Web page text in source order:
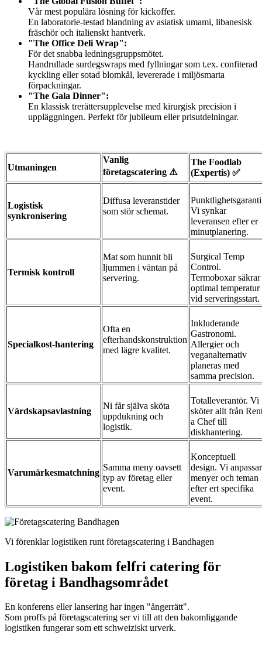
Vår mest populära lösning för kickoffer.
En laboratorie-testad blandning av asiatisk umami, libanesisk
fräschör och italienskt hantverk.
"The Office Deli Wrap":
För det snabba ledningsgruppsmötet.
Handrullade surdegswraps med fyllningar som t.ex. confiterad
kyckling eller sotad blomkål, levererade i miljösmarta
förpackningar.
"The Gala Dinner":
En klassisk trerättersupplevelse med kirurgisk precision i
uppläggningen. Perfekt för jubileum eller prisutdelningar.
Utmaningen
Vanlig
företagscatering ⚠️
The Foodlab
(Expertis) ✅
Logistisk
synkronisering
Diffusa leveranstider
som stör schemat.
Vi synkar
leveransen efter er
minutplanering.
Termisk kontroll
Mat som hunnit bli
ljummen i väntan på
servering.
Surgical Temp
Control.
Termoboxar säkrar
optimal temperatur
vid serveringsstart.
Specialkost-hantering
Ofta en
efterhandskonstruktion
med lägre kvalitet.
Inkluderande
Gastronomi.
Allergier och
veganalternativ
planeras med
samma precision.
Värdskapsavlastning
Ni får själva sköta
uppdukning och
logistik.
Totalleverantör. Vi
sköter allt från
a Chef till
diskhantering.
Varumärkesmatchning
Samma meny oavsett
typ av företag eller
event.
Konceptuell
design. Vi anpassar
menyer och teman
efter ert specifika
event.
Vi förenklar logistiken runt företagscatering i Bandhagen
Logistiken bakom felfri catering för
företag i Bandhagsområdet
En konferens eller lansering har ingen "ångerrätt".
Som proffs på företagscatering ser vi till att den bakomliggande
logistiken fungerar som ett schweiziskt urverk.